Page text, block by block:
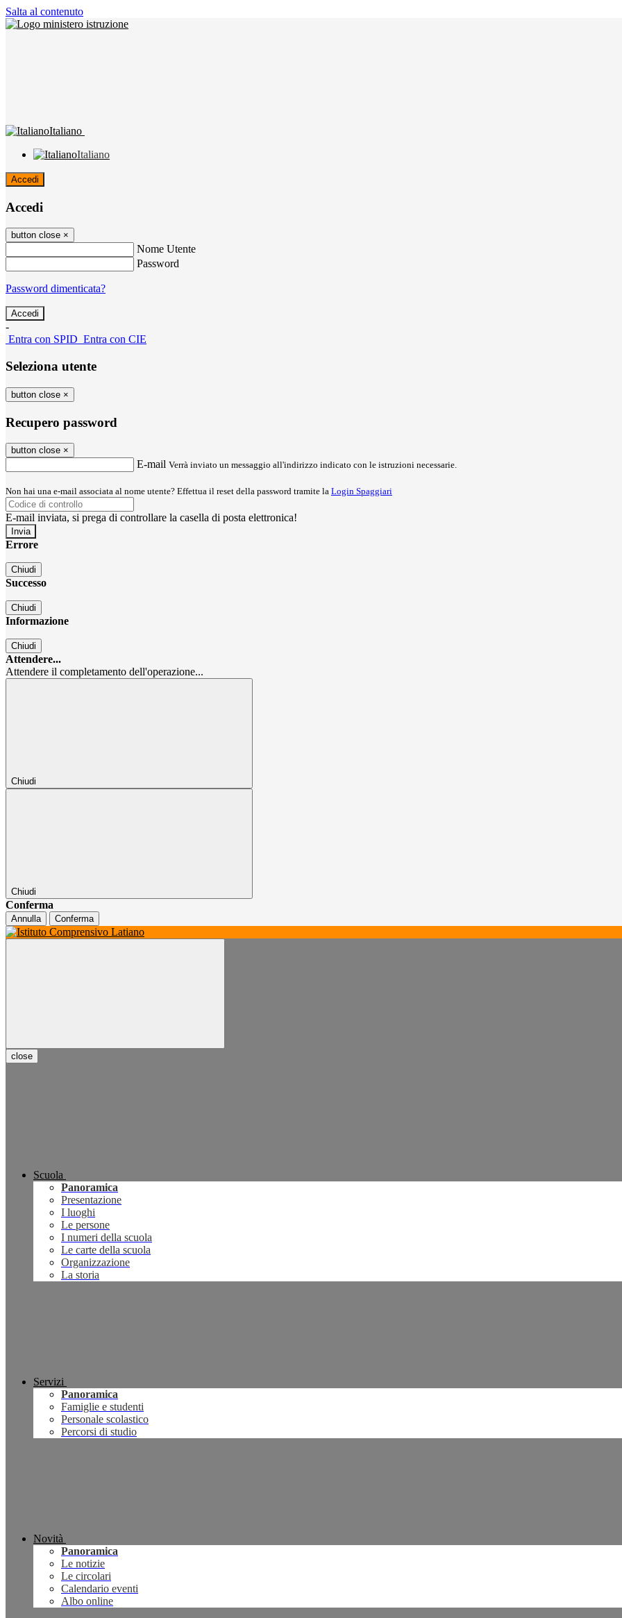
Salta al contenuto
Italiano
Italiano
Accedi
Accedi
button close ×
Nome Utente
Password
Password dimenticata?
-
Entra con SPID Entra con CIE
Seleziona utente
button close ×
Recupero password
button close ×
E-mail Verrà inviato un messaggio all'indirizzo indicato con le istruzioni necessarie.
Non hai una e-mail associata al nome utente? Effettua il reset della password tramite la Login Spaggiari
E-mail inviata, si prega di controllare la casella di posta elettronica!
Errore
Chiudi
Successo
Chiudi
Informazione
Chiudi
Attendere...
Attendere il completamento dell'operazione...
Chiudi
Chiudi
Conferma
Annulla Conferma
close
Scuola
Panoramica
Presentazione
I luoghi
Le persone
I numeri della scuola
Le carte della scuola
Organizzazione
La storia
Servizi
Panoramica
Famiglie e studenti
Personale scolastico
Percorsi di studio
Novità
Panoramica
Le notizie
Le circolari
Calendario eventi
Albo online